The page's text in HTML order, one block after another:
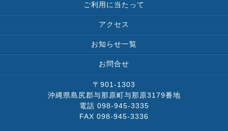
ご利用に当たって
アクセス
お知らせ一覧
お問合せ
〒901-1303
沖縄県島尻郡与那原町与那原3179番地
電話 098-945-3335
FAX 098-945-3336